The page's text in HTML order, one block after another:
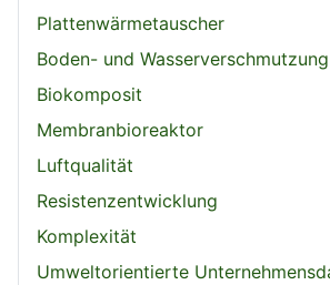
Plattenwärmetauscher
Boden- und Wasserverschmutzung
Biokomposit
Membranbioreaktor
Luftqualität
Resistenzentwicklung
Komplexität
Umweltorientierte